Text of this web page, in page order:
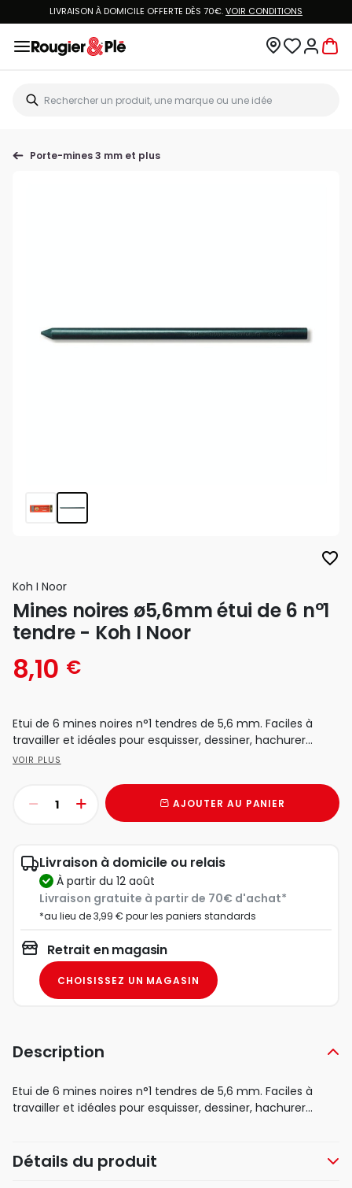
LIVRAISON À DOMICILE OFFERTE DÈS 70€.VOIR CONDITIONS
Porte-mines 3 mm et plus
favorite_border
Koh I Noor
Mines noires ø5,6mm étui de 6 n°1
tendre - Koh I Noor
8,10 €
Etui de 6 mines noires n°1 tendres de 5,6 mm. Faciles à
travailler et idéales pour esquisser, dessiner, hachurer...
VOIR PLUS
AJOUTER AU PANIER
Livraison à domicile ou relais
à partir du 12 août
Livraison gratuite à partir de 70€ d'achat*
*au lieu de 3,99 € pour les paniers standards
Retrait en magasin
CHOISISSEZ UN MAGASIN
Description
Etui de 6 mines noires n°1 tendres de 5,6 mm. Faciles à
travailler et idéales pour esquisser, dessiner, hachurer...
Détails du produit